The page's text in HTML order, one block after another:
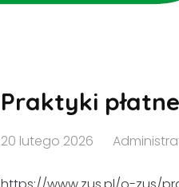
Praktyki
20 lutego 2026